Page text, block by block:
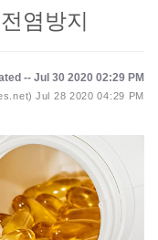
염방지
-- Jul 30 2020 02:29 PM
Jul 28 2020 04:29 PM